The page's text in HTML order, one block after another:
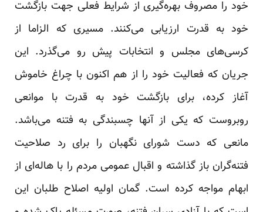
خود را مصروف بهره‌گیری از شرایط فعلی جهت بازگشت
خود به قدرت ارزیابی می‌کنند. مسیری که الزاما از
کرسی‌های مجلس و انتخابات پیش رو می‌گذرد. این
جریان که فعالیت خود را از هم اکنون با چراغ خاموش
آغاز کرده، برای بازگشت خود به قدرت با موانعی
روبروست که یکی از آنها چسبندگی به فتنه می‌باشد.
مانعی که دست شورای نگهبان را برای رد صلاحیت
فتنه‌گران باز گذاشته و اقبال عمومی مردم را با هاله‌ای از
ابهام مواجه کرده است. گمان اولیه اصلاح طلبان این